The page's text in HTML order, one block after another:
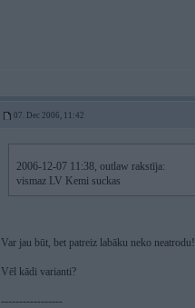
07. Dec 2006, 11:42
2006-12-07 11:38, outlaw rakstīja:
vismaz LV Kemi suckas
Var jau būt, bet patreiz labāku neko neatrodu!
Vēl kādi varianti?
-----------------